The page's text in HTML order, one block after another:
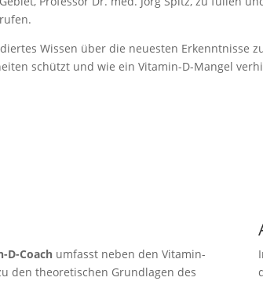
Wissen über die neuesten Erkenntnisse
schützt und wie ein Vitamin-D-Mangel
D-Coach umfasst neben den Vitamin-
den theoretischen Grundlagen des